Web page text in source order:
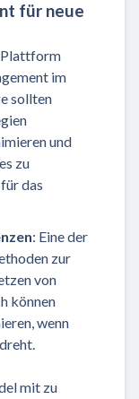
für neue
Plattform
im
sollten
und
zu
das
: Eine der
zur
von
können
wenn
mit zu